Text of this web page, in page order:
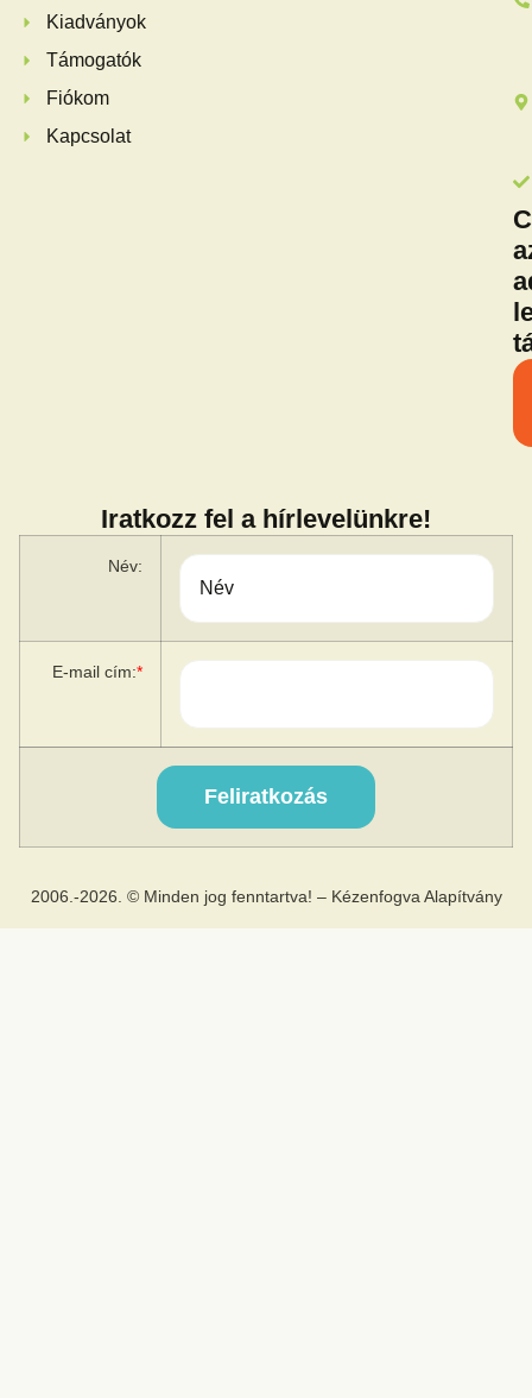
Kiadványok
Támogatók
Fiókom
Kapcsolat
Iratkozz fel a hírlevelünkre!
Név:
E-mail cím:*
2006.-2026. © Minden jog fenntartva! – Kézenfogva Alapítvány